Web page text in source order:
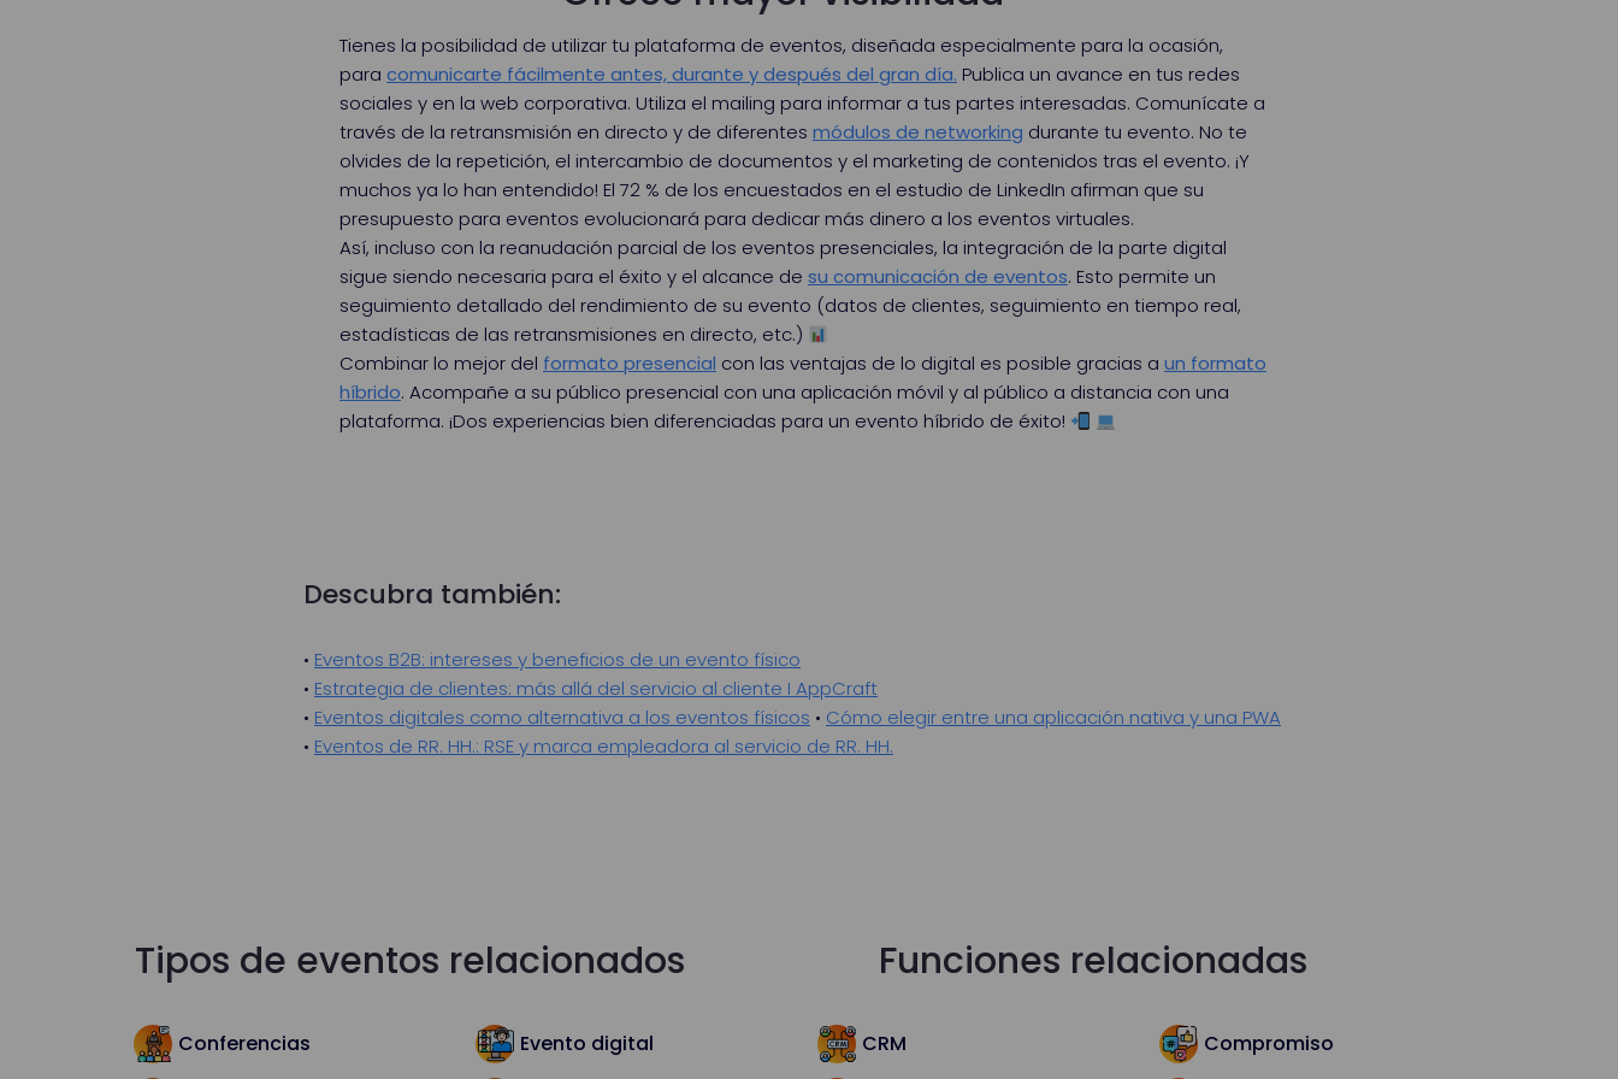
Tienes la posibilidad de utilizar tu plataforma de eventos, diseñada especialmente para la ocasión,
para comunicarte fácilmente antes, durante y después del gran día. Publica un avance en tus redes
sociales y en la web corporativa. Utiliza el mailing para informar a tus partes interesadas. Comunícate a
través de la retransmisión en directo y de diferentes módulos de networking durante tu evento. No te
olvides de la repetición, el intercambio de documentos y el marketing de contenidos tras el evento. ¡Y
muchos ya lo han entendido! El 72 % de los encuestados en el estudio de LinkedIn afirman que su
presupuesto para eventos evolucionará para dedicar más dinero a los eventos virtuales.
Así, incluso con la reanudación parcial de los eventos presenciales, la integración de la parte digital
sigue siendo necesaria para el éxito y el alcance de su comunicación de eventos. Esto permite un
seguimiento detallado del rendimiento de su evento (datos de clientes, seguimiento en tiempo real,
estadísticas de las retransmisiones en directo, etc.)
Combinar lo mejor del formato presencial con las ventajas de lo digital es posible gracias a un formato
híbrido. Acompañe a su público presencial con una aplicación móvil y al público a distancia con una
plataforma. ¡Dos experiencias bien diferenciadas para un evento híbrido de éxito!
Descubra también:
• Eventos B2B: intereses y beneficios de un evento físico
• Estrategia de clientes: más allá del servicio al cliente I AppCraft
• Eventos digitales como alternativa a los eventos físicos • Cómo elegir entre una aplicación nativa y una PWA
• Eventos de RR. HH.: RSE y marca empleadora al servicio de RR. HH.
Tipos de eventos relacionados
Conferencias Evento digital
Funciones relacionadas
CRM Compromiso